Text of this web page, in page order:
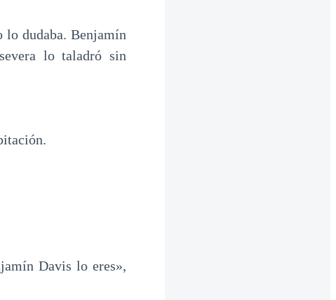
lo dudaba. Benjamín
lo taladró sin
Davis lo eres»,